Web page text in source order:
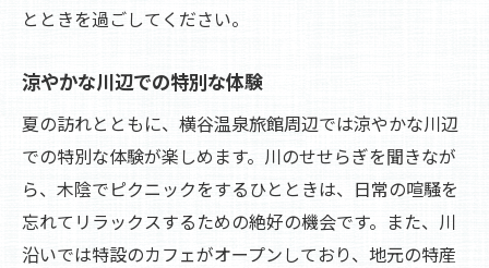
とときを過ごしてください。
涼やかな川辺での特別な体験
夏の訪れとともに、横谷温泉旅館周辺では涼やかな川辺
での特別な体験が楽しめます。川のせせらぎを聞きなが
ら、木陰でピクニックをするひとときは、日常の喧騒を
忘れてリラックスするための絶好の機会です。また、川
沿いでは特設のカフェがオープンしており、地元の特産